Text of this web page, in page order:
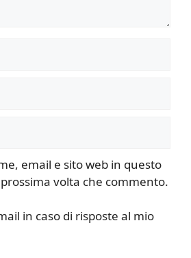
email e sito web in questo
volta che commento.
in caso di risposte al mio